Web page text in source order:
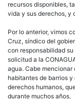
recursos disponibles,
vida y sus derechos, y
Por lo anterior, vimos
Cruz, síndico del
con responsabilidad
solicitud a la
agua. Cabe
habitantes de barrios
derechos humanos,
durante muchos años.